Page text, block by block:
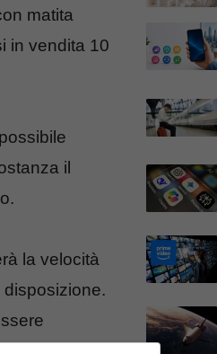
matita
in vendita 10
il
la velocità